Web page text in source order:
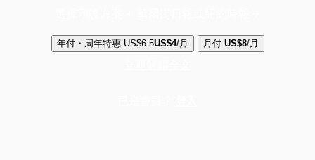
年付・周年特惠 US$6.5US$4/月 月付 US$8/月